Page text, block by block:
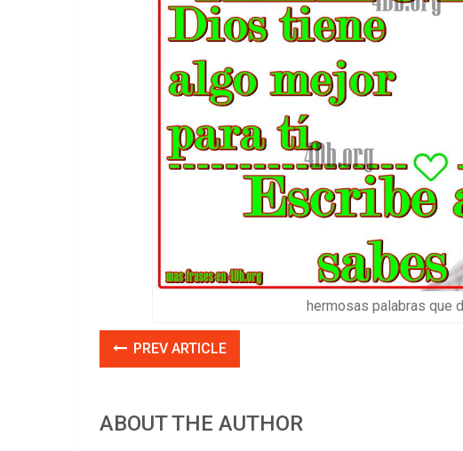
hermosas palabras que
PREV ARTICLE
ABOUT THE AUTHOR